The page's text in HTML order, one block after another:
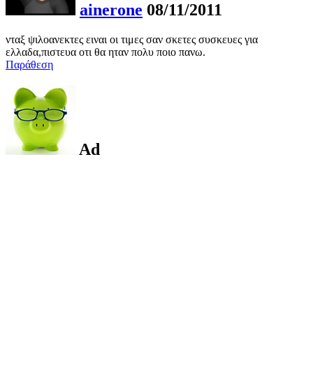
ainerone 08/11/2011
νταξ ψιλοανεκτες ειναι οι τιμες σαν σκετες συσκευες για
ελλαδα,πιστευα οτι θα ηταν πολυ ποιο πανω.
Παράθεση
Ad